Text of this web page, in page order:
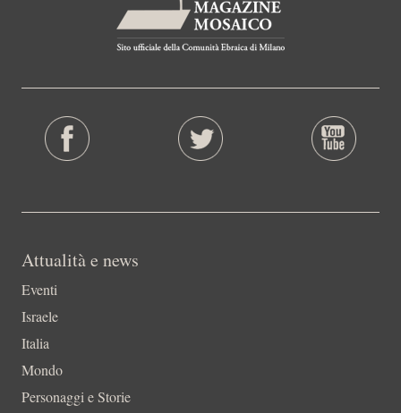
Attualità e news
Eventi
Israele
Italia
Mondo
Personaggi e Storie